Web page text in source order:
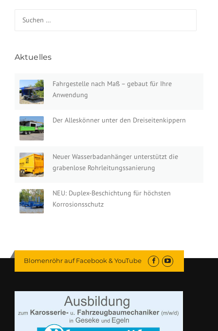
Aktuelles
Fahrgestelle nach Maß – gebaut für Ihre
Anwendung
Der Alleskönner unter den Dreiseitenkippern
Neuer Wasserbadanhänger unterstützt die
grabenlose Rohrleitungssanierung
NEU: Duplex-Beschichtung für höchsten
Korrosionsschutz
Blomenröhr auf Facebook & YouTube